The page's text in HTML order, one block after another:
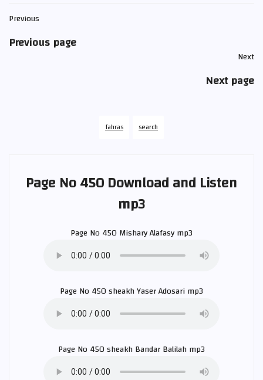
Previous
Previous page
Next
Next page
fahras search
Page No 450 Download and Listen
mp3
Page No 450Mishary Alafasymp3
Page No 450 sheakhYaser Adosarimp3
Page No 450 sheakhBandar Balilahmp3